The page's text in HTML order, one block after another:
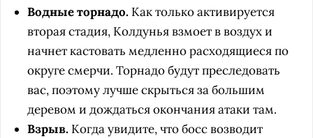
Водные торнадо. Как только активируется
вторая стадия, Колдунья взмоет в воздух и
начнет кастовать медленно расходящиеся по
округе смерчи. Торнадо будут преследовать
вас, поэтому лучше скрыться за большим
деревом и дождаться окончания атаки там.
Взрыв. Когда увидите, что босс возводит